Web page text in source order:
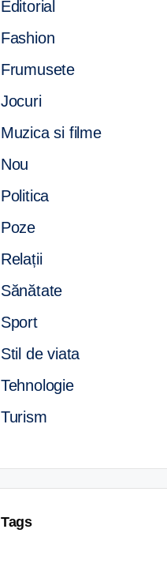
Editorial
Fashion
Frumusete
Jocuri
Muzica si filme
Nou
Politica
Poze
Relații
Sănătate
Sport
Stil de viata
Tehnologie
Turism
Tags